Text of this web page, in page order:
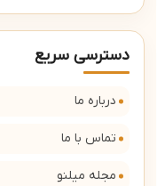
دسترسی سریع
درباره ما
تماس با ما
مجله میلنو